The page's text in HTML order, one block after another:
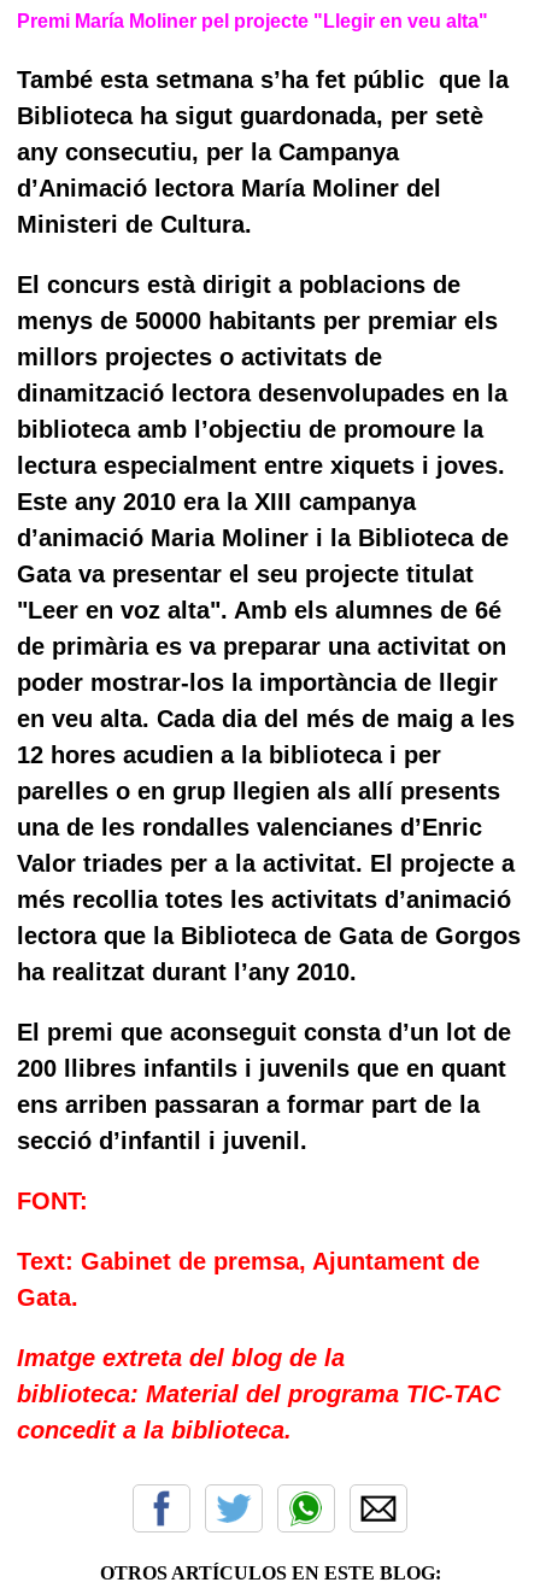
Premi María Moliner pel projecte "Llegir en veu alta"
També esta setmana s’ha fet públic que la
Biblioteca ha sigut guardonada, per setè
any consecutiu, per la Campanya
d’Animació lectora María Moliner del
Ministeri de Cultura.
El concurs està dirigit a poblacions de
menys de 50000 habitants per premiar els
millors projectes o activitats de
dinamització lectora desenvolupades en la
biblioteca amb l’objectiu de promoure la
lectura especialment entre xiquets i joves.
Este any 2010 era la XIII campanya
d’animació Maria Moliner i la Biblioteca de
Gata va presentar el seu projecte titulat
"Leer en voz alta". Amb els alumnes de 6é
de primària es va preparar una activitat on
poder mostrar-los la importància de llegir
en veu alta. Cada dia del més de maig a les
12 hores acudien a la biblioteca i per
parelles o en grup llegien als allí presents
una de les rondalles valencianes d’Enric
Valor triades per a la activitat. El projecte a
més recollia totes les activitats d’animació
lectora que la Biblioteca de Gata de Gorgos
ha realitzat durant l’any 2010.
El premi que aconseguit consta d’un lot de
200 llibres infantils i juvenils que en quant
ens arriben passaran a formar part de la
secció d’infantil i juvenil.
FONT:
Text: Gabinet de premsa, Ajuntament de
Gata.
Imatge extreta del blog de la
biblioteca: Material del programa TIC-TAC
concedit a la biblioteca.
OTROS ARTÍCULOS EN ESTE BLOG: